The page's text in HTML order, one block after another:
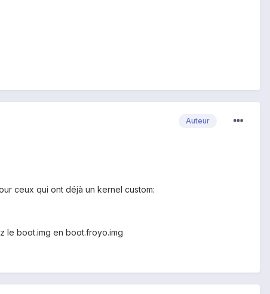
Auteur
ceux qui ont déjà un kernel custom:
le boot.img en boot.froyo.img